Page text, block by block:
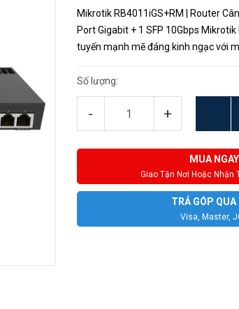
Mikrotik RB4011iGS+RM | Router
Port Gigabit + 1 SFP 10Gbps
tuyến mạnh mẽ đáng kinh ngạc với
một mức giá tuy...
Số lượng:
- +
MUA NGAY
Giao Tận Nơi Hoặc Nhận
TRẢ GÓP QUA
Visa, Master,